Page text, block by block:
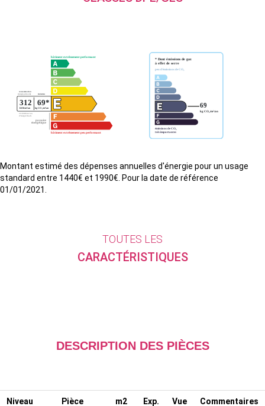
Montant estimé des dépenses annuelles d'énergie pour un usage
standard entre 1440€ et 1990€. Pour la date de référence
01/01/2021.
TOUTES LES
CARACTÉRISTIQUES
DESCRIPTION DES PIÈCES
Niveau Pièce m2 Exp. Vue Commentaires